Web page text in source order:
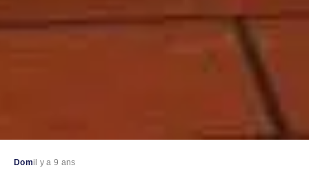
Domil y a 9 ans